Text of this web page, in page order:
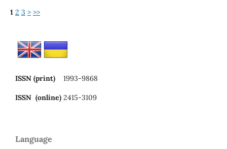
1 2 3 > >>
ISSN (print) 1993-9868
ISSN (online) 2415-3109
Language